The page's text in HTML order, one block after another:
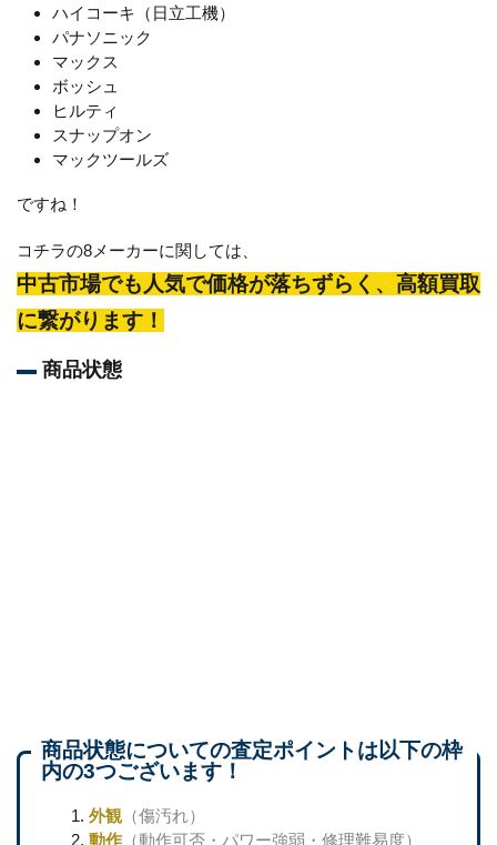
ハイコーキ（日立工機）
パナソニック
マックス
ボッシュ
ヒルティ
スナップオン
マックツールズ
ですね！
コチラの8メーカーに関しては、
中古市場でも人気で価格が落ちずらく、高額買取
に繋がります！
商品状態
商品状態についての査定ポイントは以下の枠
内の3つございます！
外観（傷汚れ）
動作（動作可否・パワー強弱・修理難易度）